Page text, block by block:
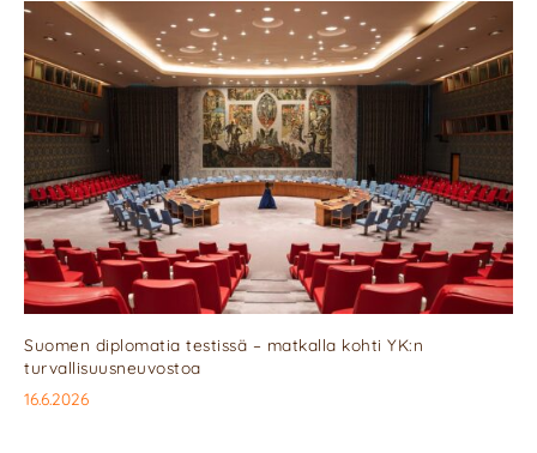
Suomen diplomatia testissä – matkalla kohti YK:n
turvallisuusneuvostoa
16.6.2026